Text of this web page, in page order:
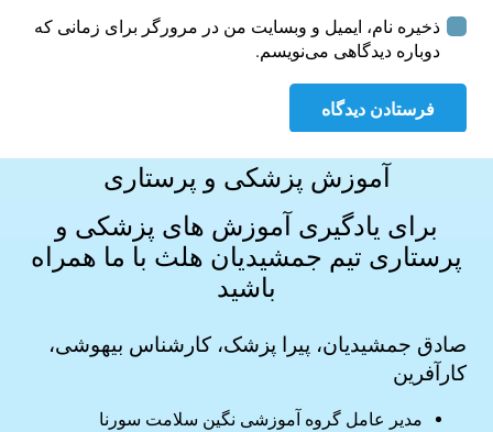
ذخیره نام، ایمیل و وبسایت من در مرورگر برای زمانی که
دوباره دیدگاهی می‌نویسم.
فرستادن دیدگاه
آموزش پزشکی و پرستاری
برای یادگیری آموزش های پزشکی و
پرستاری تیم جمشیدیان هلث با ما همراه
باشید
صادق جمشیدیان، پیرا پزشک، کارشناس بیهوشی،
کارآفرین
مدیر عامل گروه آموزشی نگین سلامت سورنا